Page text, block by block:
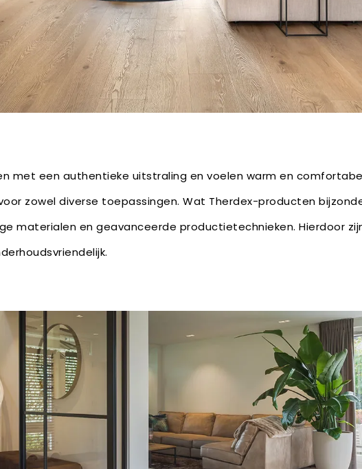
met een authentieke uitstraling en voelen warm en
zowel diverse toepassingen. Wat Therdex-producten
materialen en geavanceerde productietechnieken. Hierdoor